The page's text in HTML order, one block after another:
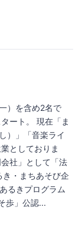
）を含め2名で
ート。 現在「ま
）」「音楽ライ
としておりま
社」として「法
・まちあそび企
るきプログラム
歩」公認...